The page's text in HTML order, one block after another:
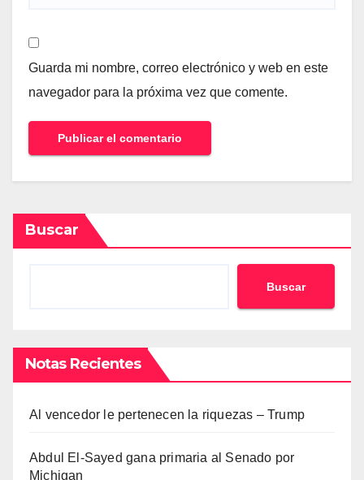
Guarda mi nombre, correo electrónico y web en este
navegador para la próxima vez que comente.
Buscar
Buscar
Notas Recientes
Al vencedor le pertenecen la riquezas – Trump
Abdul El-Sayed gana primaria al Senado por
Michigan